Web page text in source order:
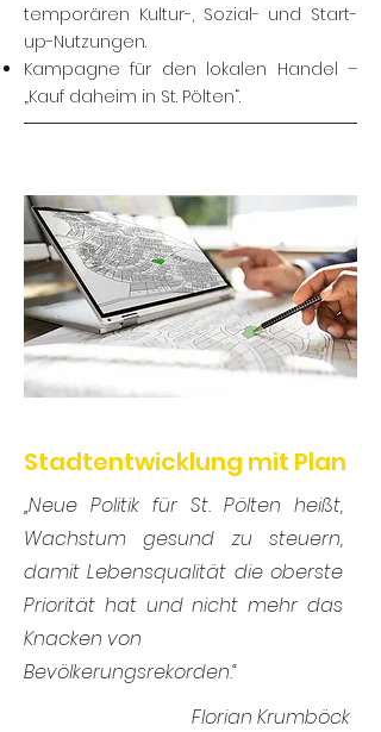
temporären Kultur-, Sozial- und Start-
up-Nutzungen.
Kampagne für den lokalen Handel –
„Kauf daheim in St. Pölten“.
Stadtentwicklung mit Plan
„Neue Politik für St. Pölten heißt,
Wachstum gesund zu steuern,
damit Lebensqualität die oberste
Priorität hat und nicht mehr das
Knacken von
Bevölkerungsrekorden.“
Florian Krumböck